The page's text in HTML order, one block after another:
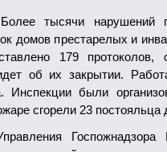
тысячи нарушений
домов престарелых и
179 протоколов,
об их закрытии.
Инспекции были
сгорели 23